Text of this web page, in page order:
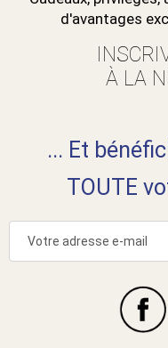
d'avantages
À LA
... Et
TOUTE